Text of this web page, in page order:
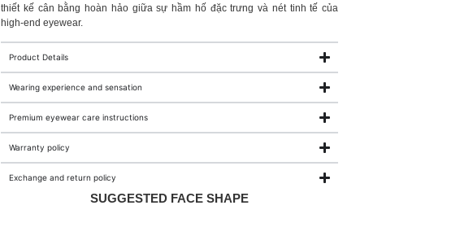
thiết kế cân bằng hoàn hảo giữa sự hầm hố đặc trưng và nét tinh tế của
high-end eyewear.
Product Details
Wearing experience and sensation
Premium eyewear care instructions
Warranty policy
Exchange and return policy
SUGGESTED FACE SHAPE